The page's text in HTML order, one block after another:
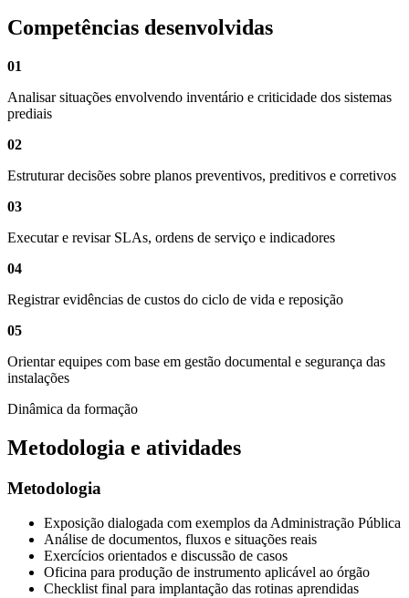
Competências desenvolvidas
01
Analisar situações envolvendo inventário e criticidade dos sistemas
prediais
02
Estruturar decisões sobre planos preventivos, preditivos e corretivos
03
Executar e revisar SLAs, ordens de serviço e indicadores
04
Registrar evidências de custos do ciclo de vida e reposição
05
Orientar equipes com base em gestão documental e segurança das
instalações
Dinâmica da formação
Metodologia e atividades
Metodologia
Exposição dialogada com exemplos da Administração Pública
Análise de documentos, fluxos e situações reais
Exercícios orientados e discussão de casos
Oficina para produção de instrumento aplicável ao órgão
Checklist final para implantação das rotinas aprendidas